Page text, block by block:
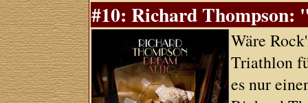
#10: Richard Thompson:
Wäre
Triathlon
es nur